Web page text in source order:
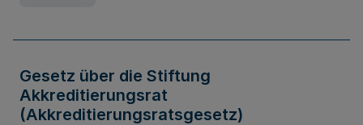
Gesetz über die Stiftung
Akkreditierungsrat
(Akkreditierungsratsgesetz)